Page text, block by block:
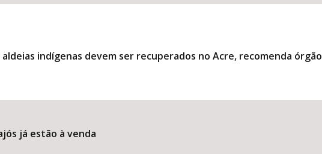
aldeias indígenas devem ser recuperados no Acre, recomenda órgão
já estão à venda